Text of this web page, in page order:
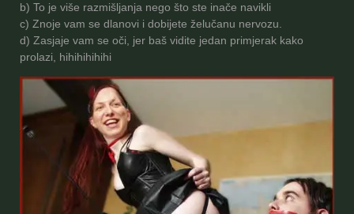
b) To je više razmišljanja nego što ste inače navikli
c) Znoje vam se dlanovi i dobijete želučanu nervozu.
d) Zasjaje vam se oči, jer baš vidite jedan primjerak kako
prolazi, hihihihihihi